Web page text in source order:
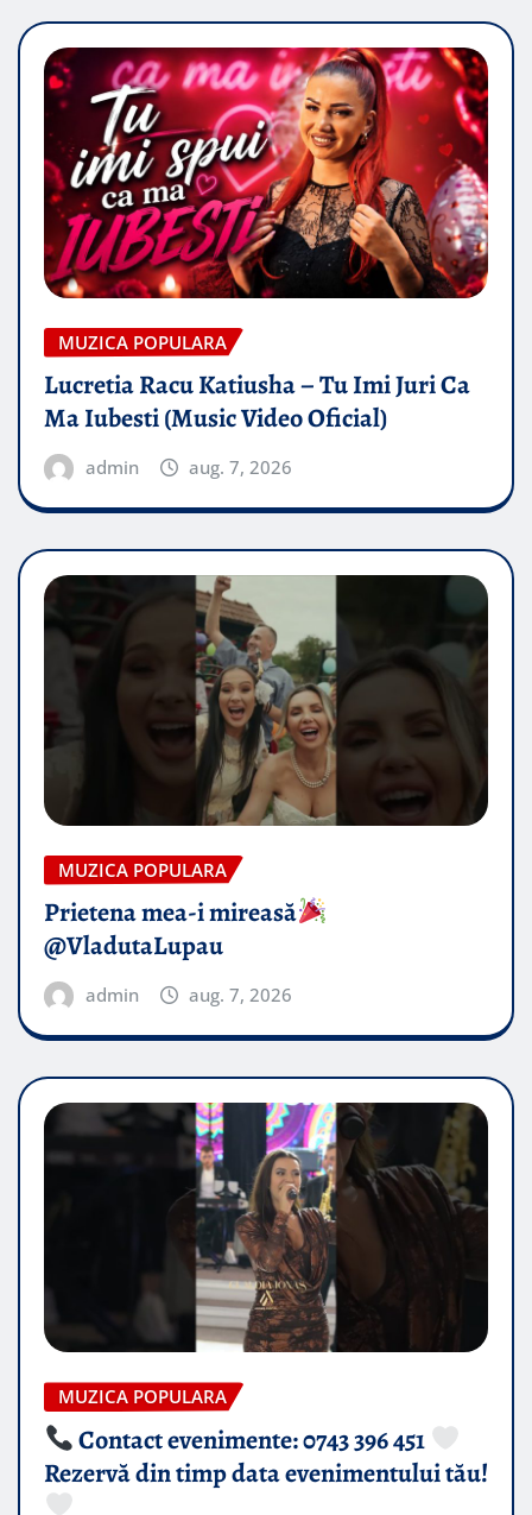
MUZICA POPULARA
Lucretia Racu Katiusha – Tu Imi Juri Ca
Ma Iubesti (Music Video Oficial)
admin aug. 7, 2026
MUZICA POPULARA
Prietena mea-i mireasă​
@VladutaLupau
admin aug. 7, 2026
MUZICA POPULARA
Contact evenimente: 0743 396 451
Rezervă din timp data evenimentului tău!